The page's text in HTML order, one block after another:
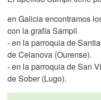
en Galicia encontramos
con la grafía Sampil
- en la parroquia de
de Celanova (Ourense).
- en la parroquia de San
de Sober (Lugo).